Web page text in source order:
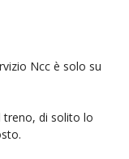
Ncc è solo su
treno, di solito lo